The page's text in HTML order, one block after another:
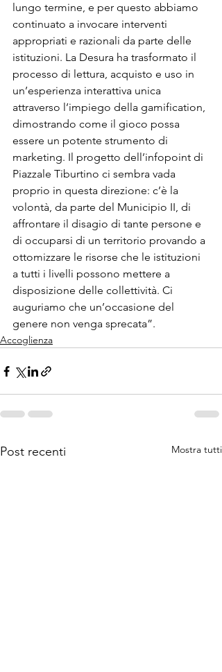
lungo termine, e per questo abbiamo
continuato a invocare interventi
appropriati e razionali da parte delle
istituzioni. La Desura ha trasformato il
processo di lettura, acquisto e uso in
un’esperienza interattiva unica
attraverso l’impiego della gamification,
dimostrando come il gioco possa
essere un potente strumento di
marketing. Il progetto dell’infopoint di
Piazzale Tiburtino ci sembra vada
proprio in questa direzione: c’è la
volontà, da parte del Municipio II, di
affrontare il disagio di tante persone e
di occuparsi di un territorio provando a
ottomizzare le risorse che le istituzioni
a tutti i livelli possono mettere a
disposizione delle collettività. Ci
auguriamo che un’occasione del
genere non venga sprecata”.
Accoglienza
Post recenti Mostra tutti